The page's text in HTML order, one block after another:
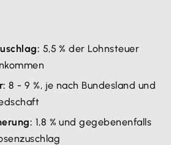
5,5 % der Lohnsteuer
8 - 9 %, je nach Bundesland und
1,8 % und gegebenenfalls